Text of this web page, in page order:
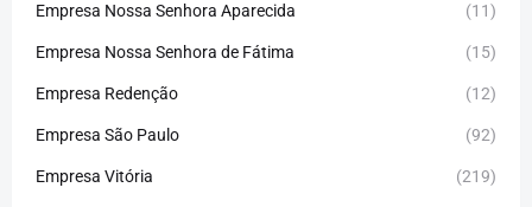
Empresa Nossa Senhora Aparecida (11)
Empresa Nossa Senhora de Fátima (15)
Empresa Redenção (12)
Empresa São Paulo (92)
Empresa Vitória (219)